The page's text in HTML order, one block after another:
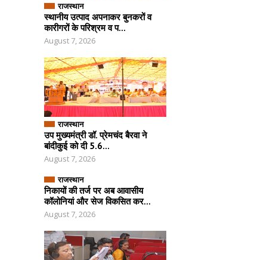
राजस्थान
स्थानीय उत्पाद अपनाकर बुनकरों व
कारीगरों के परिश्रम व प...
August 7, 2026
राजस्थान
उप मुख्यमंत्री डॉ. प्रेमचंद बैरवा ने
बांदीकुई को दी 5.6...
August 7, 2026
राजस्थान
निकायों की तर्ज पर अब आवासीय
कॉलोनियां और सेज विकसित कर...
August 7, 2026